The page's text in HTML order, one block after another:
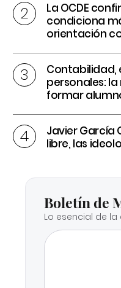
La OCDE
condiciona
orientación
Contabilidad,
personales:
formar
Javier García
libre, las
Boletín de
Lo esencial de